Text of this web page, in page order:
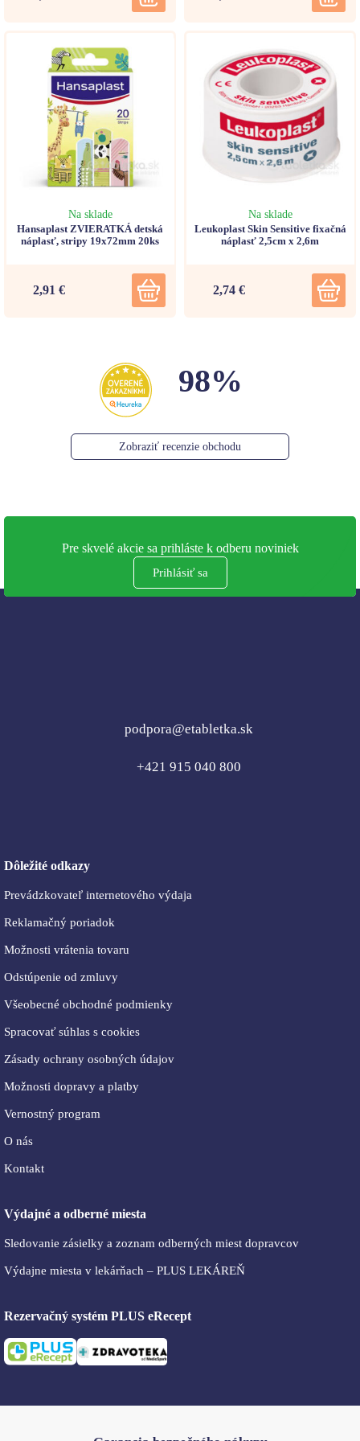
Na sklade
Hansaplast ZVIERATKÁ detská
náplasť, stripy 19x72mm 20ks
2,91 €
Na sklade
Leukoplast Skin Sensitive fixačná
náplasť 2,5cm x 2,6m
2,74 €
98%
Zobraziť recenzie obchodu
Pre skvelé akcie sa prihláste k odberu noviniek
Prihlásiť sa
podpora@etabletka.sk
+421 915 040 800
Dôležité odkazy
Prevádzkovateľ internetového výdaja
Reklamačný poriadok
Možnosti vrátenia tovaru
Odstúpenie od zmluvy
Všeobecné obchodné podmienky
Spracovať súhlas s cookies
Zásady ochrany osobných údajov
Možnosti dopravy a platby
Vernostný program
O nás
Kontakt
Výdajné a odberné miesta
Sledovanie zásielky a zoznam odberných miest dopravcov
Výdajne miesta v lekárňach – PLUS LEKÁREŇ
Rezervačný systém PLUS eRecept